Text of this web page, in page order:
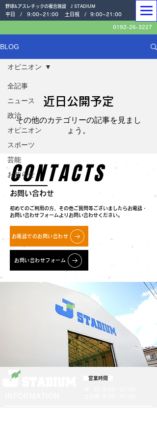
野球&アスレチックの複合施設 J STADIUM
平日 / 9:00~21:00 土日祝 / 9:00~21:00
0192-26-3227
BLOG
全記事
ニュース
政治
オピニオン
スポーツ
芸能
お知らせ
オピニオン
近日公開予定
その他のカテゴリーの記事を見まし
ょう。
CONTACTS
お問い合わせ
初めてのご利用の方、その他ご質問等ございましたらお電話・
お問い合わせフォームよりお問い合わせください。
お電話でのお問い合わせ
お問い合わせフォーム
営業時間